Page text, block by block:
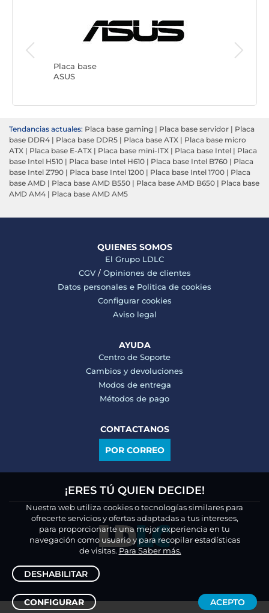
Placa base
ASUS
Placa
Gigabyte
Tendancias actuales: Placa base gaming | Placa base servidor | Placa
base DDR4 | Placa base DDR5 | Placa base ATX | Placa base micro
ATX | Placa base E-ATX | Placa base mini-ITX | Placa base Intel | Placa
base Intel H510 | Placa base Intel H610 | Placa base Intel B760 | Placa
base Intel Z790 | Placa base Intel 1200 | Placa base Intel 1700 | Placa
base AMD | Placa base AMD B550 | Placa base AMD B650 | Placa base
AMD AM4 | Placa base AMD AM5
QUIENES SOMOS
El Grupo LDLC
CGV/ Opiniones de clientes
Datos personales e Politica de cookies
Configurar cookies
Aviso legal
AYUDA
Centro de Soporte
Cambios y devoluciones
Modos de entrega
Métodos de pago
CONTACTANOS
POR CORREO
¡ERES TÚ QUIEN DECIDE!
Nuestra web utiliza cookies o tecnologías similares para
ofrecerte servicios y ofertas adaptadas a tus intereses,
para proporcionarte una mejor experiencia en tu
navegación como usuario y para recopilar estadísticas
de visitas. Para Saber más.
DESHABILITAR
CONFIGURAR ACEPTO